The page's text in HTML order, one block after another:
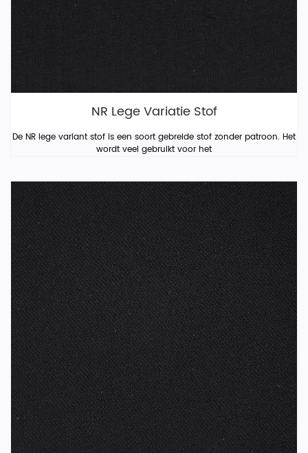
NR Lege Variatie Stof
De NR lege variant stof is een soort gebreide stof zonder patroon. Het
wordt veel gebruikt voor het